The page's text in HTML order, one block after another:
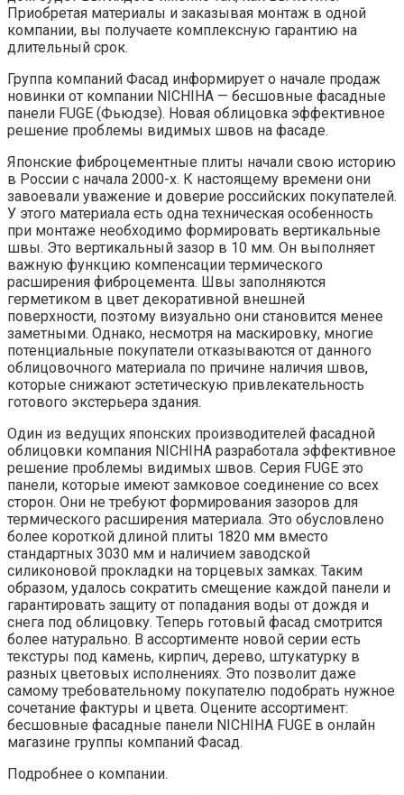
Приобретая материалы и заказывая монтаж в одной
компании, вы получаете комплексную гарантию на
длительный срок.
Группа компаний Фасад информирует о начале продаж
новинки от компании NICHIHA — бесшовные фасадные
панели FUGE (Фьюдзе). Новая облицовка эффективное
решение проблемы видимых швов на фасаде.
Японские фиброцементные плиты начали свою историю
в России с начала 2000-х. К настоящему времени они
завоевали уважение и доверие российских покупателей.
У этого материала есть одна техническая особенность
при монтаже необходимо формировать вертикальные
швы. Это вертикальный зазор в 10 мм. Он выполняет
важную функцию компенсации термического
расширения фиброцемента. Швы заполняются
герметиком в цвет декоративной внешней
поверхности, поэтому визуально они становится менее
заметными. Однако, несмотря на маскировку, многие
потенциальные покупатели отказываются от данного
облицовочного материала по причине наличия швов,
которые снижают эстетическую привлекательность
готового экстерьера здания.
Один из ведущих японских производителей фасадной
облицовки компания NICHIHA разработала эффективное
решение проблемы видимых швов. Серия FUGE это
панели, которые имеют замковое соединение со всех
сторон. Они не требуют формирования зазоров для
термического расширения материала. Это обусловлено
более короткой длиной плиты 1820 мм вместо
стандартных 3030 мм и наличием заводской
силиконовой прокладки на торцевых замках. Таким
образом, удалось сократить смещение каждой панели и
гарантировать защиту от попадания воды от дождя и
снега под облицовку. Теперь готовый фасад смотрится
более натурально. В ассортименте новой серии есть
текстуры под камень, кирпич, дерево, штукатурку в
разных цветовых исполнениях. Это позволит даже
самому требовательному покупателю подобрать нужное
сочетание фактуры и цвета. Оцените ассортимент:
бесшовные фасадные панели NICHIHA FUGE в онлайн
магазине группы компаний Фасад.
Подробнее о компании.